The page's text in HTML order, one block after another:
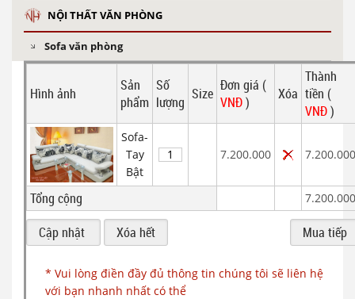
NỘI THẤT VĂN PHÒNG
Sofa văn phòng
Hình ảnh
Sản
phẩm
Số
lượng Size Đơn giá (
VNĐ) Xóa
Thành
tiền (
VNĐ)
Sofa-
Tay
Bật
7.200.000 7.200.000
Tổng cộng 7.200.000
* Vui lòng điền đầy đủ thông tin chúng tôi sẽ liên hệ
với bạn nhanh nhất có thể